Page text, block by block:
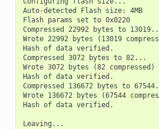
Auto-detected Flash size: 4MB
Flash params set to 0x0220
Compressed 22992 bytes to
Wrote 22992 bytes (13019
Hash of data verified.
Compressed 3072 bytes to 82...
Wrote 3072 bytes (82
Hash of data verified.
Compressed 136672 bytes to
Wrote 136672 bytes (67544
Hash of data verified.
Leaving...